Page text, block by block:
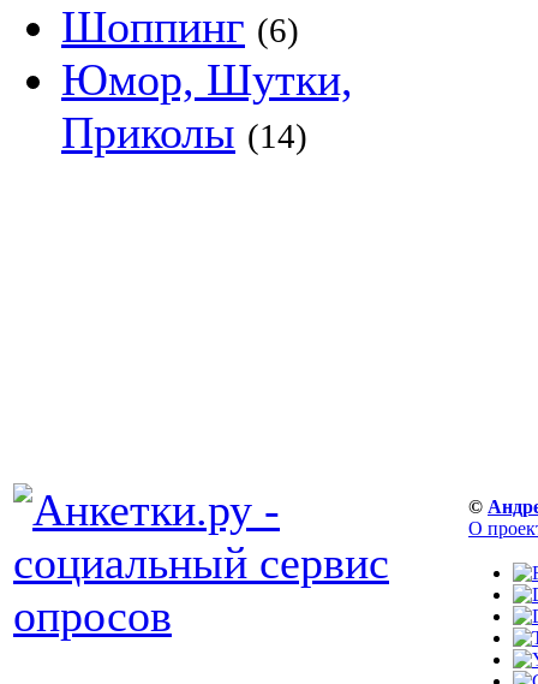
Шоппинг (6)
Юмор, Шутки,
Приколы (14)
©
О